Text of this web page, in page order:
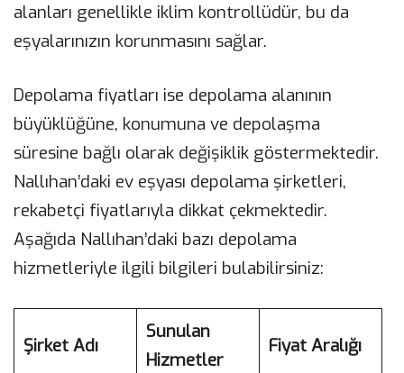
alanları genellikle iklim kontrollüdür, bu da
eşyalarınızın korunmasını sağlar.
Depolama fiyatları ise depolama alanının
büyüklüğüne, konumuna ve depolaşma
süresine bağlı olarak değişiklik göstermektedir.
Nallıhan’daki ev eşyası depolama şirketleri,
rekabetçi fiyatlarıyla dikkat çekmektedir.
Aşağıda Nallıhan’daki bazı depolama
hizmetleriyle ilgili bilgileri bulabilirsiniz:
Şirket Adı
Sunulan
Hizmetler
Fiyat Aralığı